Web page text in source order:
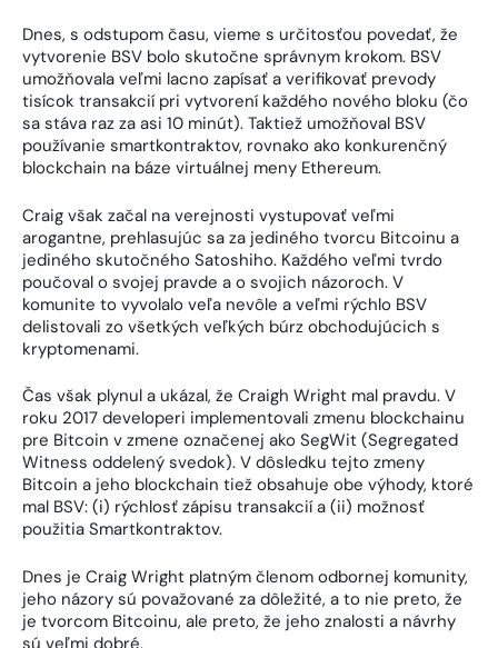
Dnes, s odstupom času, vieme s určitosťou povedať, že
vytvorenie BSV bolo skutočne správnym krokom. BSV
umožňovala veľmi lacno zapísať a verifikovať prevody
tisícok transakcií pri vytvorení každého nového bloku (čo
sa stáva raz za asi 10 minút). Taktiež umožňoval BSV
používanie smartkontraktov, rovnako ako konkurenčný
blockchain na báze virtuálnej meny Ethereum.
Craig však začal na verejnosti vystupovať veľmi
arogantne, prehlasujúc sa za jediného tvorcu Bitcoinu a
jediného skutočného Satoshiho. Každého veľmi tvrdo
poučoval o svojej pravde a o svojich názoroch. V
komunite to vyvolalo veľa nevôle a veľmi rýchlo BSV
delistovali zo všetkých veľkých búrz obchodujúcich s
kryptomenami.
Čas však plynul a ukázal, že Craigh Wright mal pravdu. V
roku 2017 developeri implementovali zmenu blockchainu
pre Bitcoin v zmene označenej ako SegWit (Segregated
Witness oddelený svedok). V dôsledku tejto zmeny
Bitcoin a jeho blockchain tiež obsahuje obe výhody, ktoré
mal BSV: (i) rýchlosť zápisu transakcií a (ii) možnosť
použitia Smartkontraktov.
Dnes je Craig Wright platným členom odbornej komunity,
jeho názory sú považované za dôležité, a to nie preto, že
je tvorcom Bitcoinu, ale preto, že jeho znalosti a návrhy
sú veľmi dobré.